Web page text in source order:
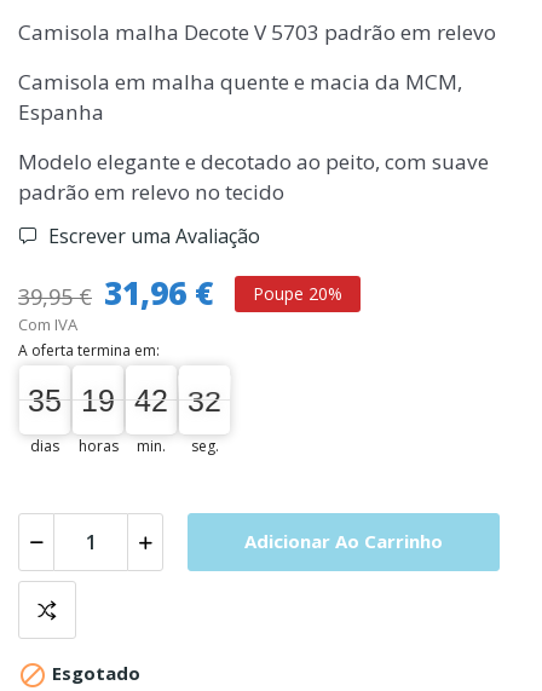
Camisola malha Decote V 5703 padrão em relevo
Camisola em malha quente e macia da MCM,
Espanha
Modelo elegante e decotado ao peito, com suave
padrão em relevo no tecido
Escrever uma Avaliação
39,95 € 31,96 € Poupe 20%
Com IVA
A oferta termina em:
35
35
00
dias
19
19
00
horas
42
42
00
min.
31
31
32
seg.
Adicionar Ao Carrinho
 Esgotado